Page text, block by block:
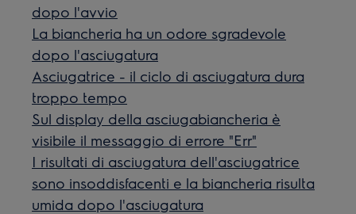
dopo l'avvio
La biancheria ha un odore sgradevole
dopo l'asciugatura
Asciugatrice - il ciclo di asciugatura dura
troppo tempo
Sul display della asciugabiancheria è
visibile il messaggio di errore "Err"
I risultati di asciugatura dell'asciugatrice
sono insoddisfacenti e la biancheria risulta
umida dopo l'asciugatura